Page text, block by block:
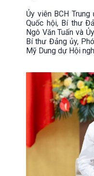
Ủy viên BCH
Quốc hội, Bí thư
Ngô Văn Tuấn và
Bí thư Đảng ủy,
Mỹ Dung dự Hội